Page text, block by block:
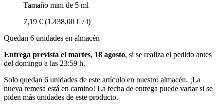
Tamaño mini de 5 ml
7,19 € (1.438,00 € / l)
Quedan 6 unidades en almacén
Entrega prevista el martes, 18 agosto, si se realiza el pedido antes
del domingo a las 23:59 h.
Solo quedan 6 unidades de este artículo en nuestro almacén. ¡La
nueva remesa está en camino! La fecha de entrega puede variar si se
piden más unidades de este producto.